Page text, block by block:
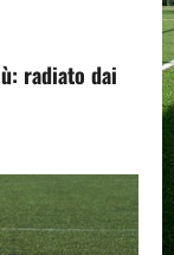
radiato dai